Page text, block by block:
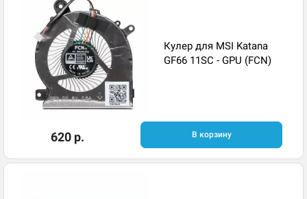
Кулер для MSI Katana
GF66 11SC - GPU (FCN)
620 р. В корзину